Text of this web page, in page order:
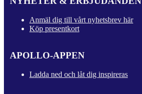
Anmäl dig till vårt nyhetsbrev här
Köp presentkort
APOLLO-APPEN
Ladda ned och låt dig inspireras